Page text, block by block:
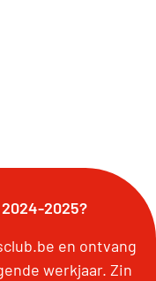
2025?
en ontvang
werkjaar. Zin